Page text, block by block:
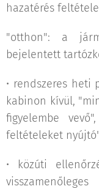
hazatérés
"otthon": a
bejelentett
• rendszeres heti
kabinon kívül,
figyelembe
feltételeket
• közúti